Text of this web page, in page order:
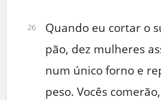
26
Quando eu cortar o
pão, dez mulheres
num único forno e
peso. Vocês